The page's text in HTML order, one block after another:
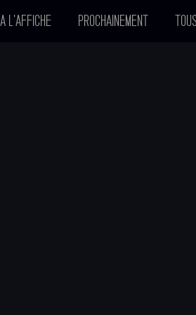
A L'AFFICHE PROCHAINEMENT